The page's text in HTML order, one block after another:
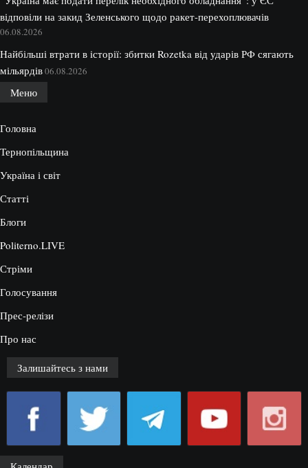
відповіли на закид Зеленського щодо ракет-перехоплювачів
06.08.2026
Найбільші втрати в історії: збитки Rozetka від ударів РФ сягають
мільярдів06.08.2026
Меню
Головна
Тернопільщина
Україна і світ
Статті
Блоги
Politerno.LIVE
Стріми
Голосування
Прес-релізи
Про нас
Залишайтесь з нами